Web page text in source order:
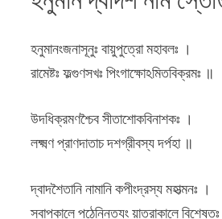
হনুমানংজনাসূনুঃ বায়ুপুত্রো মহাবলঃ ।
রামেষ্টঃ ফল্গুণসখঃ পিংগাক্ষোঽমিতবিক্রমঃ ॥
উদধিক্রমণশ্চৈব সীতাশোকবিনাশকঃ ।
লক্ষ্মণ প্রাণদাতাচ দশগ্রীবস্য দর্পহা ॥
দ্বাদশৈতানি নামানি কপীংদ্রস্য মহাত্মনঃ ।
স্বাপকালে পঠেন্নিত্যং য়াত্রাকালে